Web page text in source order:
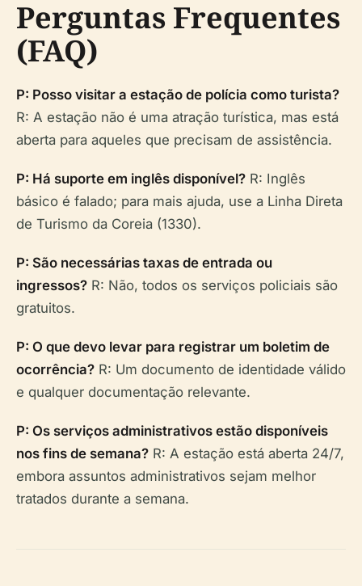
Perguntas Frequentes
(FAQ)
P: Posso visitar a estação de polícia como turista?
R: A estação não é uma atração turística, mas está
aberta para aqueles que precisam de assistência.
P: Há suporte em inglês disponível? R: Inglês
básico é falado; para mais ajuda, use a Linha Direta
de Turismo da Coreia (1330).
P: São necessárias taxas de entrada ou
ingressos? R: Não, todos os serviços policiais são
gratuitos.
P: O que devo levar para registrar um boletim de
ocorrência? R: Um documento de identidade válido
e qualquer documentação relevante.
P: Os serviços administrativos estão disponíveis
nos fins de semana? R: A estação está aberta 24/7,
embora assuntos administrativos sejam melhor
tratados durante a semana.